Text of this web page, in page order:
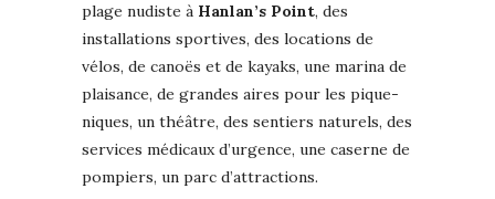
plage nudiste à Hanlan’s Point, des
installations sportives, des locations de
vélos, de canoës et de kayaks, une marina de
plaisance, de grandes aires pour les pique-
niques, un théâtre, des sentiers naturels, des
services médicaux d’urgence, une caserne de
pompiers, un parc d’attractions.